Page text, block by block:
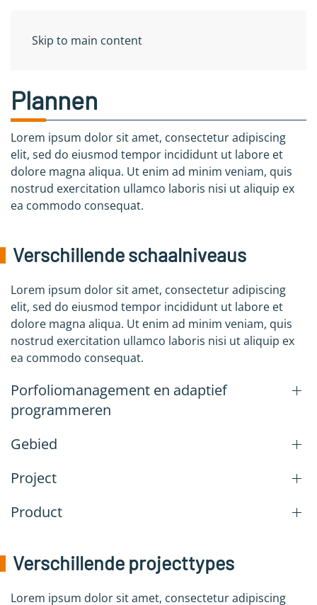
Skip to main content
Plannen
Lorem ipsum dolor sit amet, consectetur adipiscing
elit, sed do eiusmod tempor incididunt ut labore et
dolore magna aliqua. Ut enim ad minim veniam, quis
nostrud exercitation ullamco laboris nisi ut aliquip ex
ea commodo consequat.
Verschillende schaalniveaus
Lorem ipsum dolor sit amet, consectetur adipiscing
elit, sed do eiusmod tempor incididunt ut labore et
dolore magna aliqua. Ut enim ad minim veniam, quis
nostrud exercitation ullamco laboris nisi ut aliquip ex
ea commodo consequat.
Porfoliomanagement en adaptief
programmeren
Gebied
Project
Product
Verschillende projecttypes
Lorem ipsum dolor sit amet, consectetur adipiscing